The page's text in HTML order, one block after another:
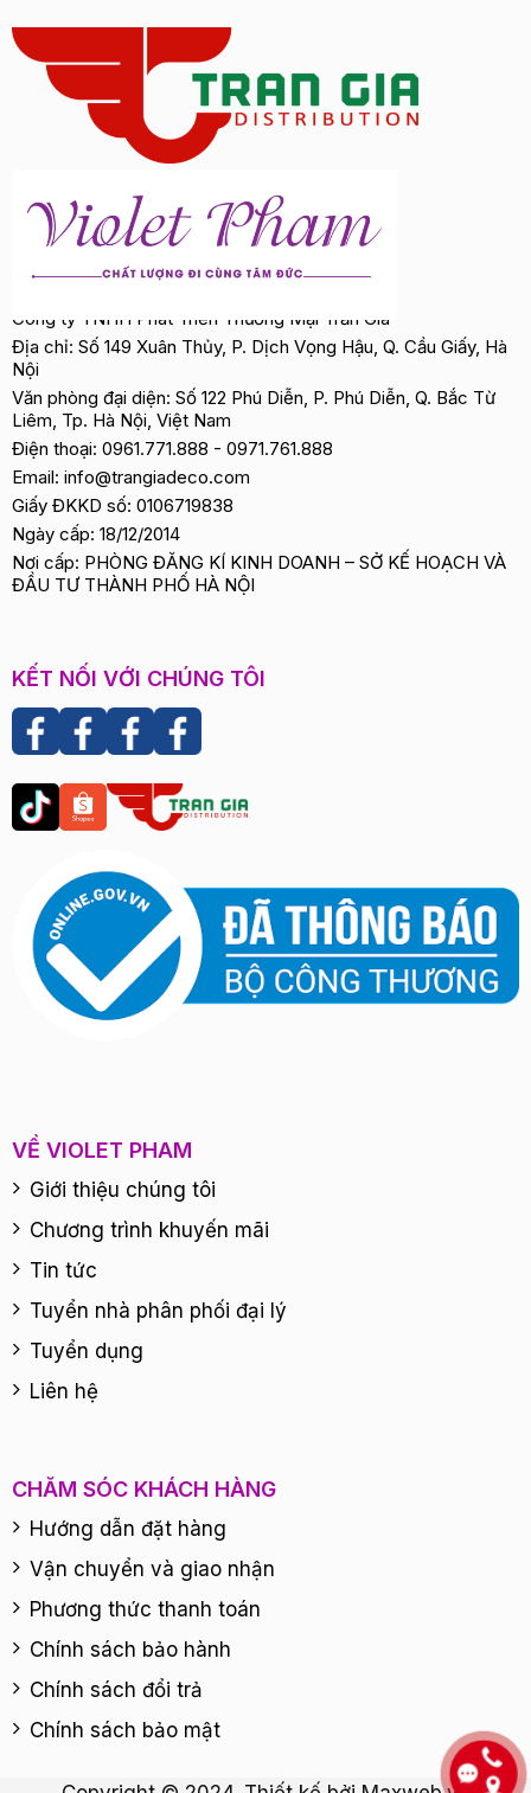
Công ty TNHH Phát Triển Thương Mại Trần Gia
Địa chỉ: Số 149 Xuân Thủy, P. Dịch Vọng Hậu, Q. Cầu Giấy, Hà
Nội
Văn phòng đại diện: Số 122 Phú Diễn, P. Phú Diễn, Q. Bắc Từ
Liêm, Tp. Hà Nội, Việt Nam
Điện thoại: 0961.771.888 - 0971.761.888
Email: info@trangiadeco.com
Giấy ĐKKD số: 0106719838
Ngày cấp: 18/12/2014
Nơi cấp: PHÒNG ĐĂNG KÍ KINH DOANH – SỞ KẾ HOẠCH VÀ
ĐẦU TƯ THÀNH PHỐ HÀ NỘI
KẾT NỐI VỚI CHÚNG TÔI
VỀ VIOLET PHAM
Giới thiệu chúng tôi
Chương trình khuyến mãi
Tin tức
Tuyển nhà phân phối đại lý
Tuyển dụng
Liên hệ
CHĂM SÓC KHÁCH HÀNG
Hướng dẫn đặt hàng
Vận chuyển và giao nhận
Phương thức thanh toán
Chính sách bảo hành
Chính sách đổi trả
Chính sách bảo mật